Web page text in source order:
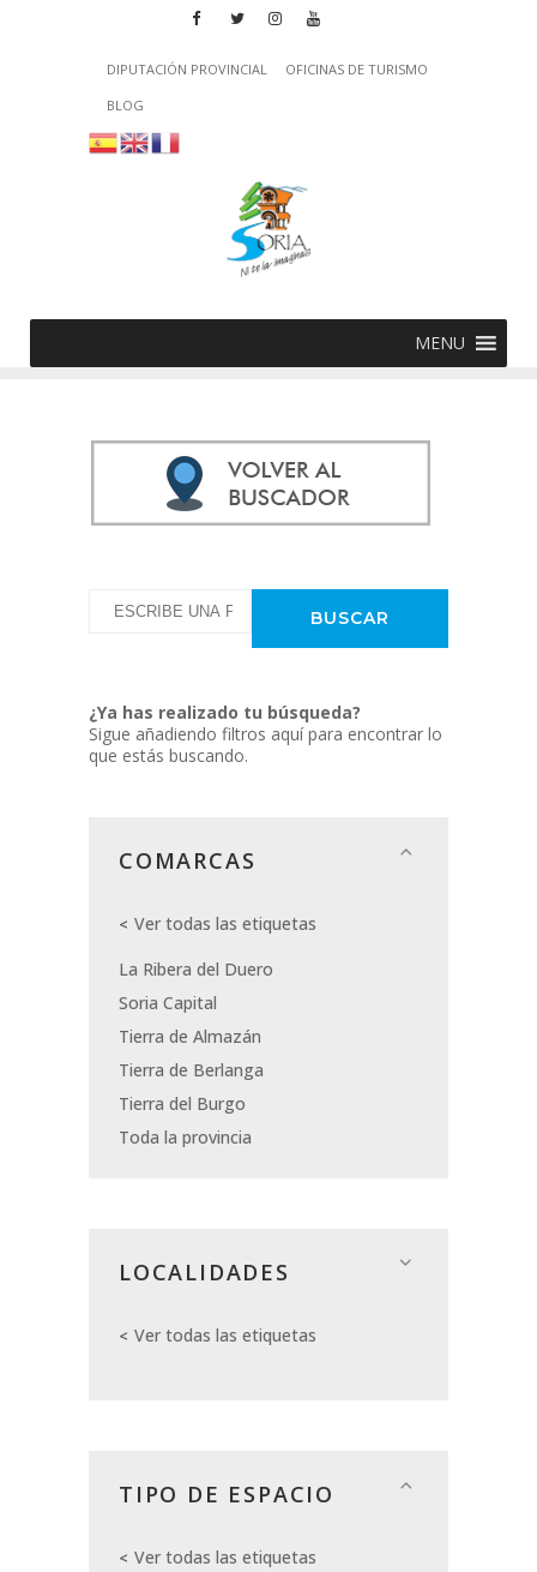
DIPUTACIÓN PROVINCIAL
OFICINAS DE TURISMO
BLOG
MENU
¿Ya has realizado tu búsqueda?
Sigue añadiendo filtros aquí para encontrar lo
que estás buscando.
COMARCAS
Ver todas las etiquetas
La Ribera del Duero
Soria Capital
Tierra de Almazán
Tierra de Berlanga
Tierra del Burgo
Toda la provincia
LOCALIDADES
Ver todas las etiquetas
TIPO DE ESPACIO
Ver todas las etiquetas